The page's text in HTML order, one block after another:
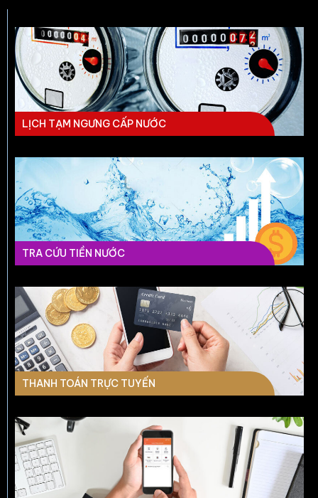
LỊCH TẠM NGƯNG CẤP NƯỚC
TRA CỨU TIỀN NƯỚC
THANH TOÁN TRỰC TUYẾN